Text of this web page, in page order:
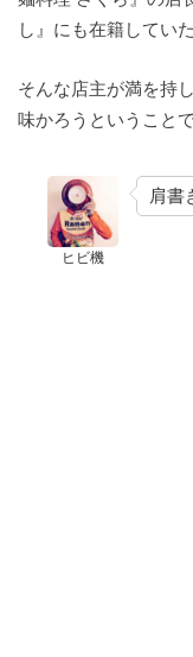
し』にも在籍してい
そんな店主が満を持
味かろうということ
ヒビ機
肩